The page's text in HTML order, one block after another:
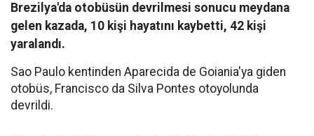
Brezilya'da otobüsün devrilmesi sonucu meydana
gelen kazada, 10 kişi hayatını kaybetti, 42 kişi
yaralandı.
Sao Paulo kentinden Aparecida de Goiania'ya giden
otobüs, Francisco da Silva Pontes otoyolunda
devrildi.